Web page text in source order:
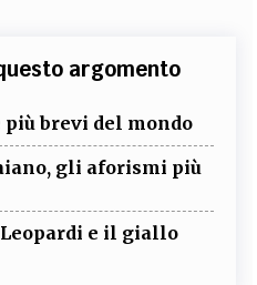
argomento
più brevi del mondo
gli aforismi più
e il giallo